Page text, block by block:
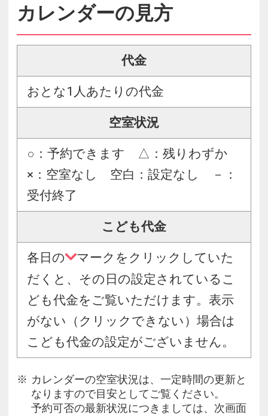
カレンダーの見方
代金
おとな1人あたりの代金
空室状況
○：予約できます △：残りわずか
×：空室なし 空白：設定なし －：
受付終了
こども代金
各日の
マークをクリックしていた
だくと、その日の設定されているこ
ども代金をご覧いただけます。表示
がない（クリックできない）場合は
こども代金の設定がございません。
カレンダーの空室状況は、一定時間の更新と
なりますので目安としてご覧ください。
予約可否の最新状況につきましては、次画面